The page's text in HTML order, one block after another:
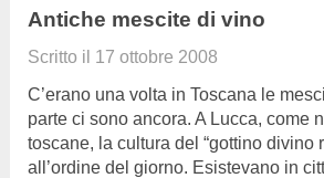
Antiche mescite di vino
Scritto il 17 ottobre 2008
C’erano una volta in Toscana le
parte ci sono ancora. A Lucca, come
toscane, la cultura del “gottino divino
all’ordine del giorno. Esistevano in